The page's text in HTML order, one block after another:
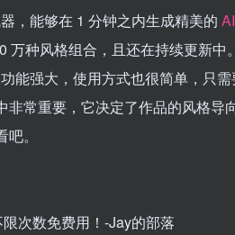
，能够在 1 分钟之内生成精美的 AI
种风格组合，且还在持续更新中。
能强大，使用方式也很简单，只
常重要，它决定了作品的风格导
。